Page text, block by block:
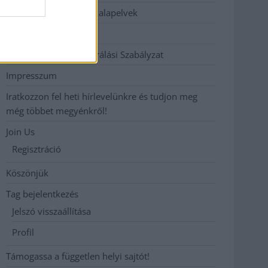
Etikai és függetlenségi alapelvek
Hozzászólási és Moderálási Szabályzat
Impresszum
Iratkozzon fel heti hírlevelünkre és tudjon meg
még többet megyénkről!
Join Us
Regisztráció
Köszönjük
Tag bejelentkezés
Jelszó visszaállítása
Profil
Támogassa a független helyi sajtót!